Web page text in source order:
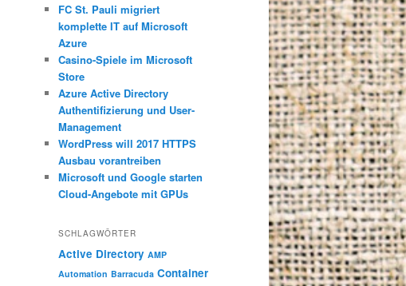
n
FC St. Pauli migriert
komplette IT auf Microsoft
Azure
Casino-Spiele im Microsoft
Store
Azure Active Directory
Authentifizierung und User-
Management
WordPress will 2017 HTTPS
Ausbau vorantreiben
Microsoft und Google starten
Cloud-Angebote mit GPUs
SCHLAGWÖRTER
Active Directory AMP
Automation Barracuda Container